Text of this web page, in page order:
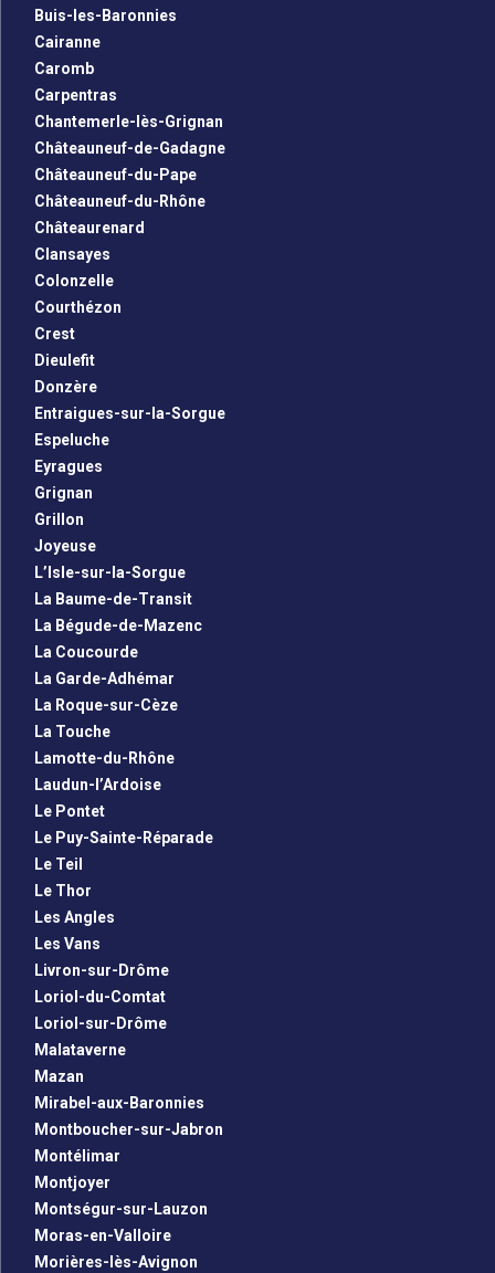
Buis-les-Baronnies
Cairanne
Caromb
Carpentras
Chantemerle-lès-Grignan
Châteauneuf-de-Gadagne
Châteauneuf-du-Pape
Châteauneuf-du-Rhône
Châteaurenard
Clansayes
Colonzelle
Courthézon
Crest
Dieulefit
Donzère
Entraigues-sur-la-Sorgue
Espeluche
Eyragues
Grignan
Grillon
Joyeuse
L’Isle-sur-la-Sorgue
La Baume-de-Transit
La Bégude-de-Mazenc
La Coucourde
La Garde-Adhémar
La Roque-sur-Cèze
La Touche
Lamotte-du-Rhône
Laudun-l’Ardoise
Le Pontet
Le Puy-Sainte-Réparade
Le Teil
Le Thor
Les Angles
Les Vans
Livron-sur-Drôme
Loriol-du-Comtat
Loriol-sur-Drôme
Malataverne
Mazan
Mirabel-aux-Baronnies
Montboucher-sur-Jabron
Montélimar
Montjoyer
Montségur-sur-Lauzon
Moras-en-Valloire
Morières-lès-Avignon